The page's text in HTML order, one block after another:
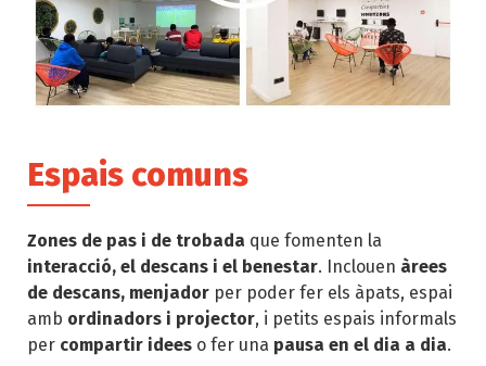
Espais comuns
Zones de pas i de trobada que fomenten la
interacció, el descans i el benestar. Inclouen àrees
de descans, menjador per poder fer els àpats, espai
amb ordinadors i projector, i petits espais informals
per compartir idees o fer una pausa en el dia a dia.